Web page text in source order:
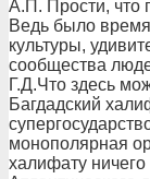
А.П. Прости, что
Ведь было
культуры,
сообщества
Г.Д.Что здесь
Багдадский
монополярная
халифату